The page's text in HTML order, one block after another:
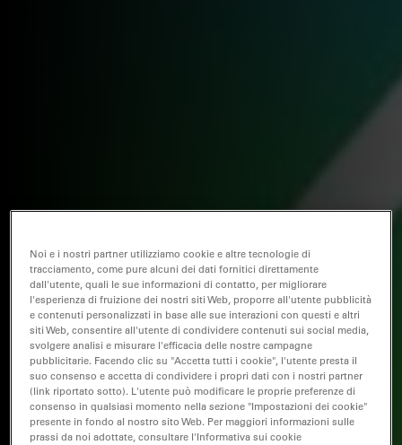
Noi e i nostri partner utilizziamo cookie e altre tecnologie di
tracciamento, come pure alcuni dei dati fornitici direttamente
dall'utente, quali le sue informazioni di contatto, per migliorare
l'esperienza di fruizione dei nostri siti Web, proporre all'utente pubblicità
e contenuti personalizzati in base alle sue interazioni con questi e altri
siti Web, consentire all'utente di condividere contenuti sui social media,
svolgere analisi e misurare l'efficacia delle nostre campagne
pubblicitarie. Facendo clic su "Accetta tutti i cookie", l'utente presta il
suo consenso e accetta di condividere i propri dati con i nostri partner
(link riportato sotto). L'utente può modificare le proprie preferenze di
consenso in qualsiasi momento nella sezione "Impostazioni dei cookie"
presente in fondo al nostro sito Web. Per maggiori informazioni sulle
prassi da noi adottate, consultare l'Informativa sui cookie